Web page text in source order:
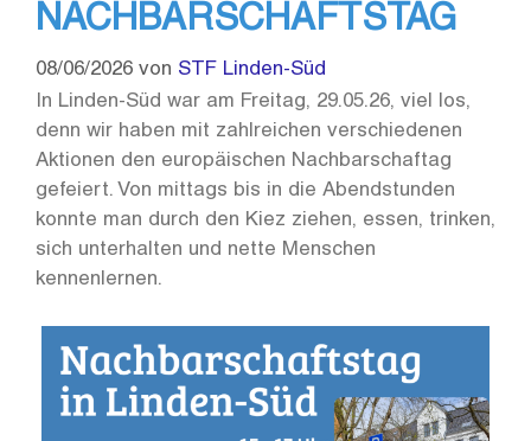
NACHBARSCHAFTSTAG
08/06/2026 von STF Linden-Süd
In Linden-Süd war am Freitag, 29.05.26, viel los,
denn wir haben mit zahlreichen verschiedenen
Aktionen den europäischen Nachbarschaftag
gefeiert. Von mittags bis in die Abendstunden
konnte man durch den Kiez ziehen, essen, trinken,
sich unterhalten und nette Menschen
kennenlernen.